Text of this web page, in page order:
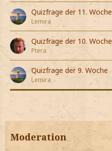
Quizfrage der 11. Woche
Lemira
Quizfrage der 10. Woche
Ptera
Quizfrage der 9. Woche
Lemira
Moderation